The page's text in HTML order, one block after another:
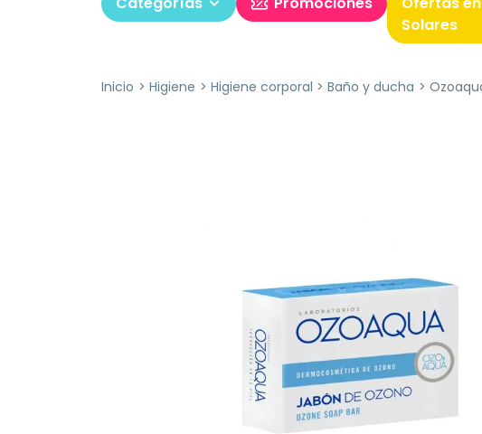
Solares
Inicio Higiene Higiene corporal Baño y ducha